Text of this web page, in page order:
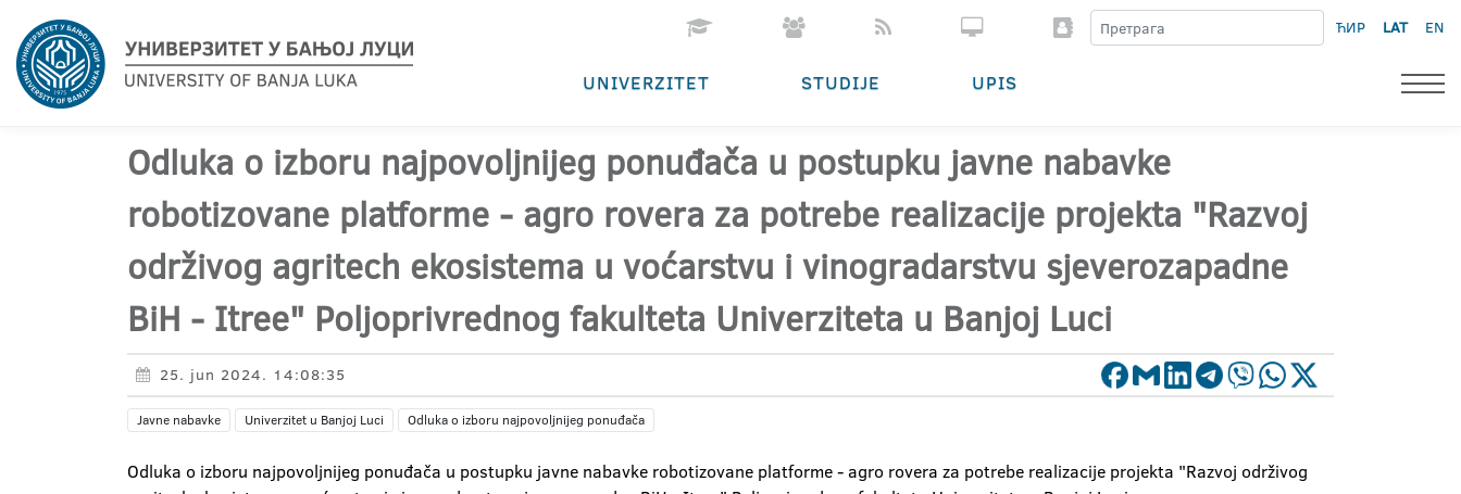
ЋИР LAT EN
UNIVERZITET STUDIJE UPIS
Odluka o izboru najpovoljnijeg ponuđača u postupku javne nabavke
robotizovane platforme - agro rovera za potrebe realizacije projekta "Razvoj
održivog agritech ekosistema u voćarstvu i vinogradarstvu sjeverozapadne
BiH - Itree" Poljoprivrednog fakulteta Univerziteta u Banjoj Luci
25. jun 2024. 14:08:35
Javne nabavke Univerzitet u Banjoj Luci Odluka o izboru najpovoljnijeg ponuđača
Odluka o izboru najpovoljnijeg ponuđača u postupku javne nabavke robotizovane platforme - agro rovera za potrebe realizacije projekta "Razvoj održivog